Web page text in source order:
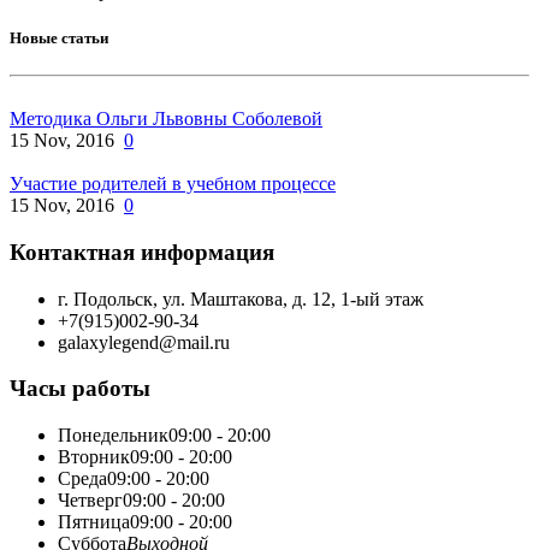
Новые статьи
Методика Ольги Львовны Соболевой
15 Nov, 2016 0
Участие родителей в учебном процессе
15 Nov, 2016 0
Контактная информация
г. Подольск, ул. Маштакова, д. 12, 1-ый этаж
+7(915)002-90-34
galaxylegend@mail.ru
Часы работы
Понедельник09:00 - 20:00
Вторник09:00 - 20:00
Среда09:00 - 20:00
Четверг09:00 - 20:00
Пятница09:00 - 20:00
СубботаВыходной